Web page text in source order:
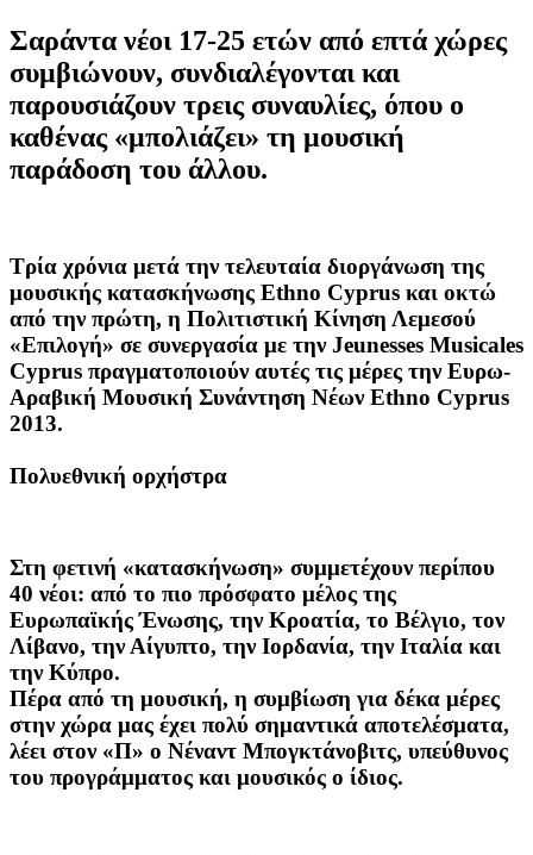
Σαράντα νέοι 17-25 ετών από επτά χώρες
συμβιώνουν, συνδιαλέγονται και
παρουσιάζουν τρεις συναυλίες, όπου ο
καθένας «μπολιάζει» τη μουσική
παράδοση του άλλου.
Τρία χρόνια μετά την τελευταία διοργάνωση της
μουσικής κατασκήνωσης Ethno Cyprus και οκτώ
από την πρώτη, η Πολιτιστική Κίνηση Λεμεσού
«Επιλογή» σε συνεργασία με την Jeunesses Musicales
Cyprus πραγματοποιούν αυτές τις μέρες την Ευρω-
Αραβική Μουσική Συνάντηση Νέων Ethno Cyprus
2013.
Πολυεθνική ορχήστρα
Στη φετινή «κατασκήνωση» συμμετέχουν περίπου
40 νέοι: από το πιο πρόσφατο μέλος της
Ευρωπαϊκής Ένωσης, την Κροατία, το Βέλγιο, τον
Λίβανο, την Αίγυπτο, την Ιορδανία, την Ιταλία και
την Κύπρο.
Πέρα από τη μουσική, η συμβίωση για δέκα μέρες
στην χώρα μας έχει πολύ σημαντικά αποτελέσματα,
λέει στον «Π» ο Νέναντ Μπογκτάνοβιτς, υπεύθυνος
του προγράμματος και μουσικός ο ίδιος.